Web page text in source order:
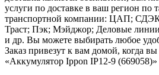
услуги по доставке в ваш регион по
транспортной компании: ЦАП;
Траст; Пэк; Мэйджор; Деловые
и др. Вы можете выбирать любое
Заказ привезут к вам домой, когда вы
«Аккумулятор Ippon IP12-9 (669058)»